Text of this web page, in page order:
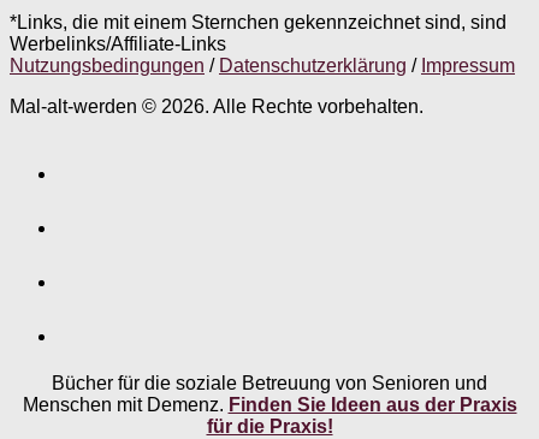
*Links, die mit einem Sternchen gekennzeichnet sind, sind
Werbelinks/Affiliate-Links
Nutzungsbedingungen / Datenschutzerklärung / Impressum
Mal-alt-werden © 2026. Alle Rechte vorbehalten.
Bücher für die soziale Betreuung von Senioren und
Menschen mit Demenz. Finden Sie Ideen aus der Praxis
für die Praxis!